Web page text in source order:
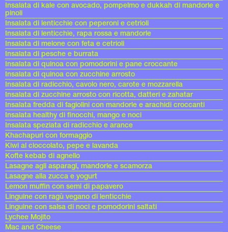
Insalata di kale con avocado, pompelmo e dukkah di mandorle e
pinoli
Insalata di lenticchie con peperoni e cetrioli
Insalata di lenticchie, rapa rossa e mandorle
Insalata di melone con feta e cetrioli
Insalata di pesche e burrata
Insalata di quinoa con pomodorini e pane croccante
Insalata di quinoa con zucchine arrosto
Insalata di radicchio, cavolo nero, carote e mozzarella
Insalata di zucchine arrosto con ricotta, datteri e zahatar
Insalata fredda di fagiolini con mandorle e arachidi croccanti
Insalata healthy di finocchi, mango e noci
Insalata speziata di radicchio e arance
Khachapuri con formaggio
Kiwi al cioccolato, pepe e lavanda
Kofte kebab di agnello
Lasagne agli asparagi, mandorle e scamorza
Lasagne alla zucca e yogurt
Lemon muffin con semi di papavero
Linguine con ragù vegano di lenticchie
Linguine con salsa di noci e pomodorini saltati
Lychee Mojito
Mac and Cheese